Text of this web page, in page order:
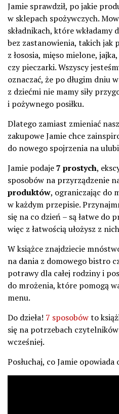
Jamie sprawdził, po jakie
w sklepach spożywczych.
składnikach, które wkładamy
bez zastanowienia, takich jak
z łososia, mięso mielone,
czy pieczarki. Wszyscy
oznaczać, że po długim dniu
z dziećmi nie mamy siły
i pożywnego posiłku.
Dlatego zamiast zmieniać
zakupowe Jamie chce
do nowego spojrzenia na
Jamie podaje7 prostych,
sposobów na przyrządzenie
produktów, ograniczając do
w każdym przepisie.
się na co dzień – są łatwe do
więc z łatwością ułożysz z
W książce znajdziecie
na dania z domowego bistro
potrawy dla całej rodziny i
do mrożenia, które pomogą
menu.
Do dzieła! 7 sposobówto
się na potrzebach
wcześniej.
Posłuchaj, co Jamie